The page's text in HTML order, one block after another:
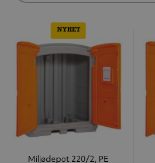
NYHET
Miljødepot 220/2, PE